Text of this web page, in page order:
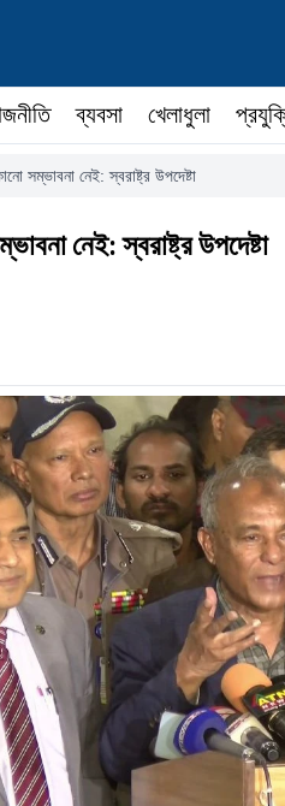
ব্যবসা খেলাধুলা
সম্ভাবনা নেই: স্বরাষ্ট্র উপদেষ্টা
নেই: স্বরাষ্ট্র উপদেষ্টা